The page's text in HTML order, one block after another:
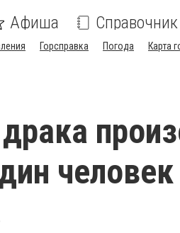
Афиша Справочник
Горсправка Погода Карта